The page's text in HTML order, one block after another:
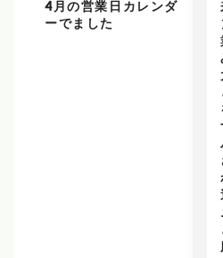
4月の営業日カレンダ
ーでました